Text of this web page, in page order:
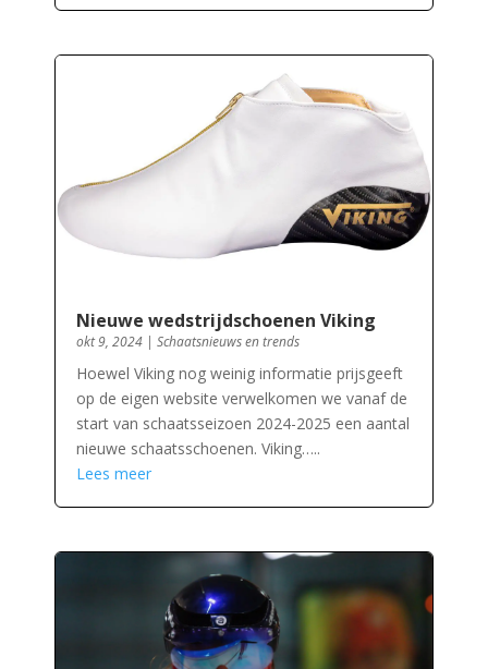
Nieuwe wedstrijdschoenen Viking
okt 9, 2024| Schaatsnieuws en trends
Hoewel Viking nog weinig informatie prijsgeeft
op de eigen website verwelkomen we vanaf de
start van schaatsseizoen 2024-2025 een aantal
nieuwe schaatsschoenen. Viking…..
Lees meer